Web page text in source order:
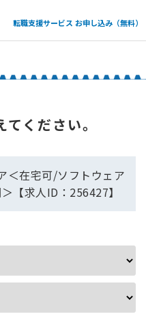
転職支援サービス お申し込み（無料）
てください。
＜在宅可/ソフトウェア
【求人ID：256427】